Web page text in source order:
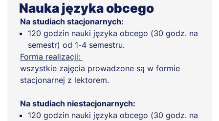
Nauka języka obcego
Na studiach stacjonarnych:
120 godzin nauki języka obcego (30 godz. na
semestr) od 1-4 semestru.
Forma realizacji:
wszystkie zajęcia prowadzone są w formie
stacjonarnej z lektorem.
Na studiach niestacjonarnych:
120 godzin nauki języka obcego (30 godz. na